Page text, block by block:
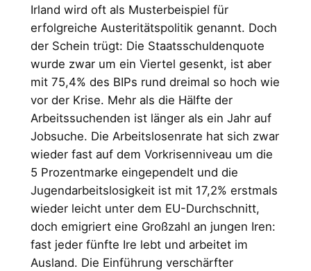
Irland wird oft als Musterbeispiel für
erfolgreiche Austeritätspolitik genannt. Doch
der Schein trügt: Die Staatsschuldenquote
wurde zwar um ein Viertel gesenkt, ist aber
mit 75,4% des BIPs rund dreimal so hoch wie
vor der Krise. Mehr als die Hälfte der
Arbeitssuchenden ist länger als ein Jahr auf
Jobsuche. Die Arbeitslosenrate hat sich zwar
wieder fast auf dem Vorkrisenniveau um die
5 Prozentmarke eingependelt und die
Jugendarbeitslosigkeit ist mit 17,2% erstmals
wieder leicht unter dem EU-Durchschnitt,
doch emigriert eine Großzahl an jungen Iren:
fast jeder fünfte Ire lebt und arbeitet im
Ausland. Die Einführung verschärfter